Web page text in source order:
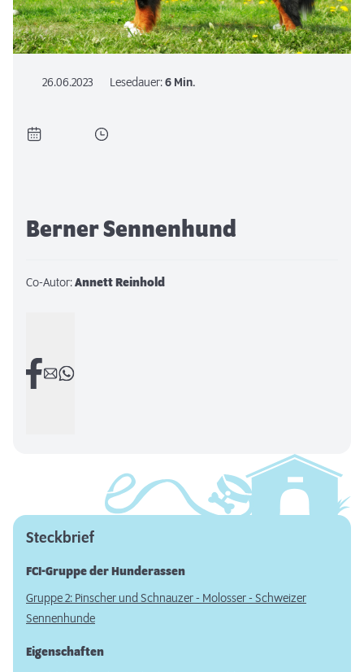
26.06.2023 Lesedauer:6 Min.
Berner Sennenhund
Co-Autor:Annett Reinhold
Steckbrief
FCI-Gruppe der Hunderassen
Gruppe 2: Pinscher und Schnauzer - Molosser - Schweizer
Sennenhunde
Eigenschaften